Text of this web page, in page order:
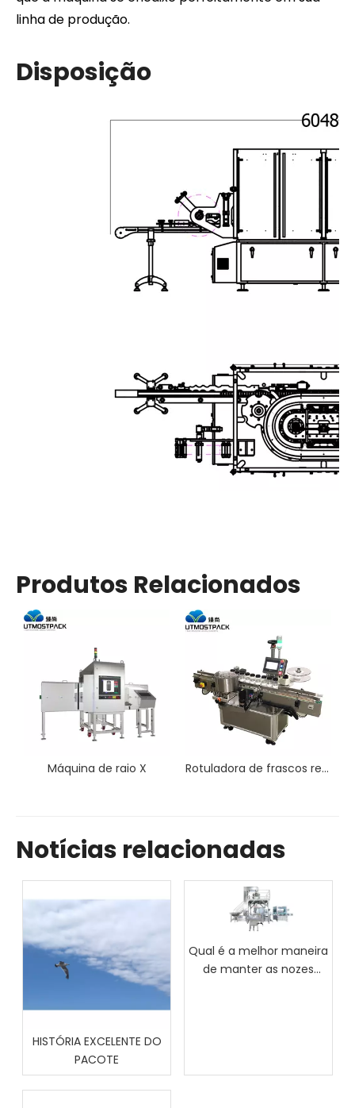
linha de produção.
Disposição
Produtos Relacionados
Rotuladora de frascos redondos
Notícias relacionadas
HISTÓRIA EXCELENTE DO
PACOTE
Qual é a melhor maneira
de manter as nozes